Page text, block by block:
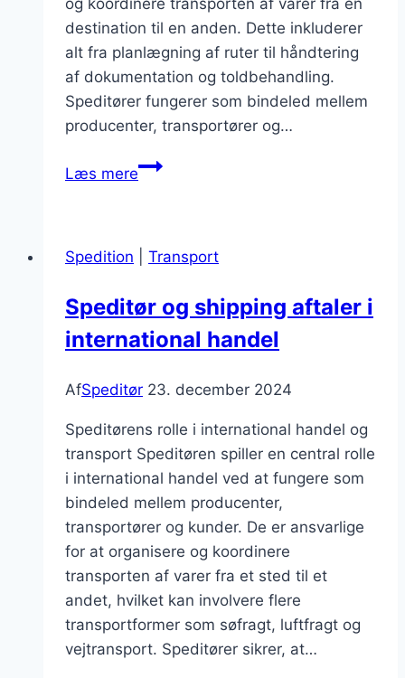
og koordinere transporten af varer fra en
destination til en anden. Dette inkluderer
alt fra planlægning af ruter til håndtering
af dokumentation og toldbehandling.
Speditører fungerer som bindeled mellem
producenter, transportører og…
Læs mereSpeditør
rolle
Spedition Transport
Speditør og shipping aftaler i
international handel
AfSpeditør 23. december 2024
Speditørens rolle i international handel og
transport Speditøren spiller en central rolle
i international handel ved at fungere som
bindeled mellem producenter,
transportører og kunder. De er ansvarlige
for at organisere og koordinere
transporten af varer fra et sted til et
andet, hvilket kan involvere flere
transportformer som søfragt, luftfragt og
vejtransport. Speditører sikrer, at…